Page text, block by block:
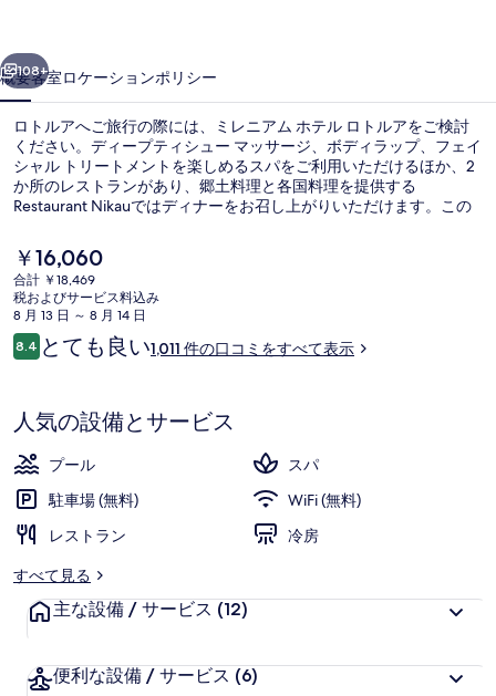
ル
ロ
ト
ル
ア
の
写
真
ギ
ラ
リ
ー
次へ
108+
概要客室ロケーションポリシー
ロトルアへご旅行の際には、ミレニアム ホテル ロトルアをご検討
ください。ディープティシュー マッサージ、ボディラップ、フェイ
シャル トリートメントを楽しめるスパをご利用いただけるほか、2
か所のレストランがあり、郷土料理と各国料理を提供する
Restaurant Nikauではディナーをお召し上がりいただけます。この
よびフィットネスセンターがあります。親切なスタッフやロケーシ
ョンが旅行者の高い評価を得ています。
現
在
の
料
金
は
す
￥16,060
合計 ￥18,469
税およびサービス料込み
8 月 13 日 ～ 8 月 14 日
口
コ
8.410段階中8.4
とても良い1,011 件の口コミをすべて表示
人気の設備とサービス
プール
スパ
駐車場 (無料)
WiFi (無料)
レストラン
冷房
すべて見る
主な設備 / サービス (12)
便利な設備 / サービス (6)